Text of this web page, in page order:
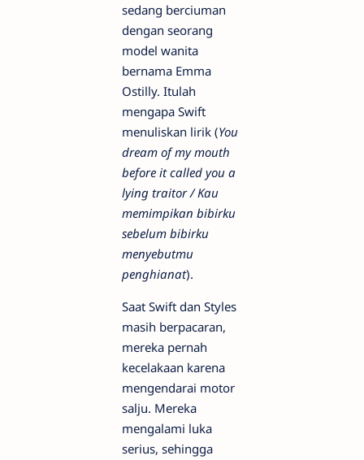
sedang berciuman
dengan seorang
model wanita
bernama Emma
Ostilly. Itulah
mengapa Swift
menuliskan lirik (You
dream of my mouth
before it called you a
lying traitor / Kau
memimpikan bibirku
sebelum bibirku
menyebutmu
penghianat).
Saat Swift dan Styles
masih berpacaran,
mereka pernah
kecelakaan karena
mengendarai motor
salju. Mereka
mengalami luka
serius, sehingga